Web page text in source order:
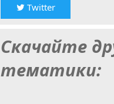
Twitter
Скачайте
тематики: